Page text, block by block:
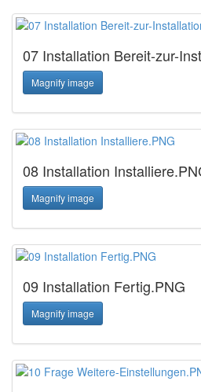
07 Installation Bereit-zur-
Magnify image
08 Installation
Magnify image
09 Installation Fertig.PNG
Magnify image